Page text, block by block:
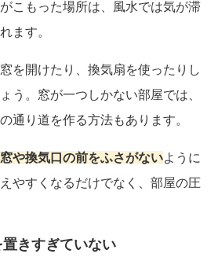
こもった場所は、風水では気が滞
ます。
を開けたり、換気扇を使ったりし
う。窓が一つしかない部屋では、
通り道を作る方法もあります。
窓や換気口の前をふさがないように
やすくなるだけでなく、部屋の圧
きすぎていない